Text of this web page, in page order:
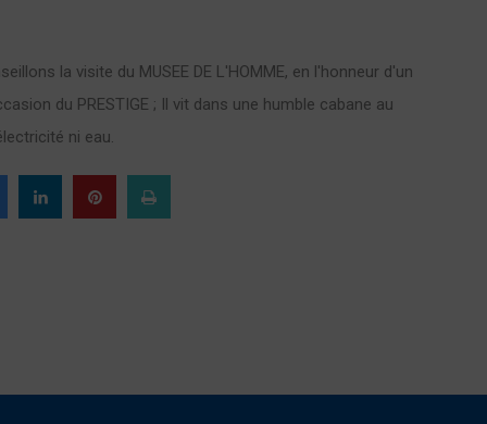
la visite du MUSEE DE L'HOMME, en l'honneur d'un
du PRESTIGE ; Il vit dans une humble cabane au
ni eau.